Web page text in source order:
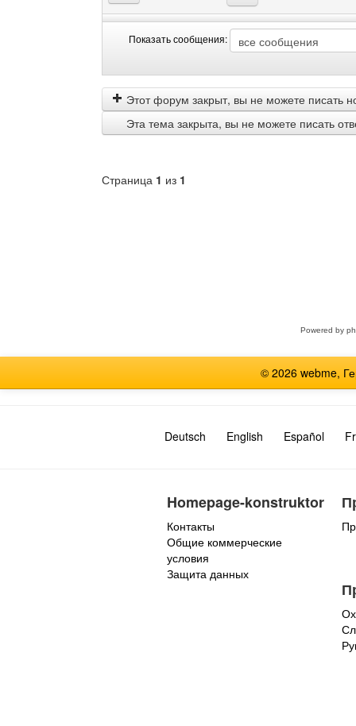
Показать сообщения:
сообщения
by
Этот форум закрыт, вы не можете писать
Эта тема закрыта, вы не можете писать
Страница 1 из 1
Powered by
© 2026 webme,
Deutsch English Español
Homepage-konstruktor
Контакты
Общие коммерческие
условия
Защита данных